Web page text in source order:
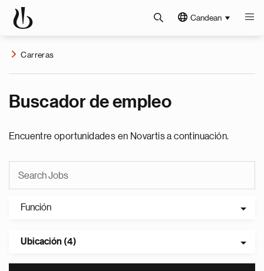
Candean
Carreras
Buscador de empleo
Encuentre oportunidades en Novartis a continuación.
Función
Ubicación (4)